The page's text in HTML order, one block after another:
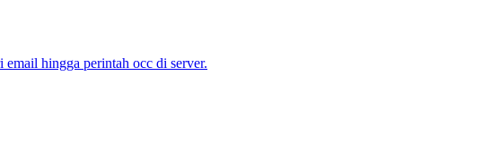
hingga perintah occ di server.